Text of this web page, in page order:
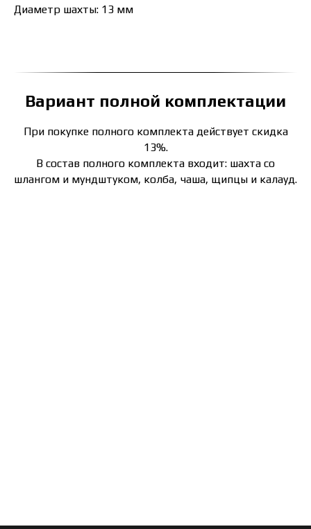
Диаметр шахты: 13 мм
Вариант полной комплектации
При покупке полного комплекта действует скидка
13%.
В состав полного комплекта входит: шахта со
шлангом и мундштуком, колба, чаша, щипцы и калауд.